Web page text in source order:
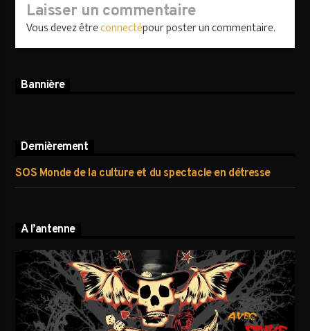
Laisser un commentaire
Vous devez êtreconnectépour poster un commentaire.
Bannière
Dernièrement
SOS Monde de la culture et du spectacle en détresse
A l’antenne